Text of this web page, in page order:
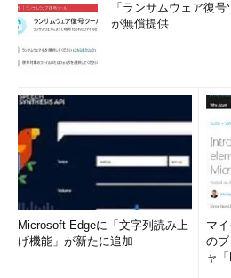
「ランサムウェア復
が無償提供
Microsoft Edgeに「文字列読み上
げ機能」が新たに追加
マ
の
ャ